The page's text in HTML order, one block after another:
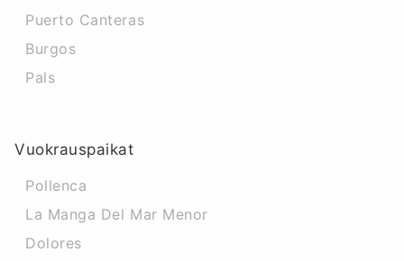
Puerto Canteras
Burgos
Pals
Vuokrauspaikat
Pollenca
La Manga Del Mar Menor
Dolores